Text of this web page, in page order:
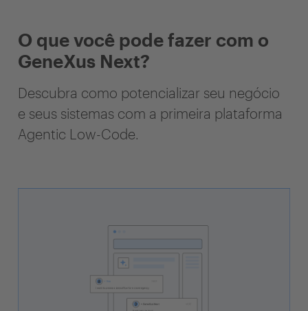
O que você pode fazer com o
GeneXus Next?
Descubra como potencializar seu negócio
e seus sistemas com a primeira plataforma
Agentic Low-Code.